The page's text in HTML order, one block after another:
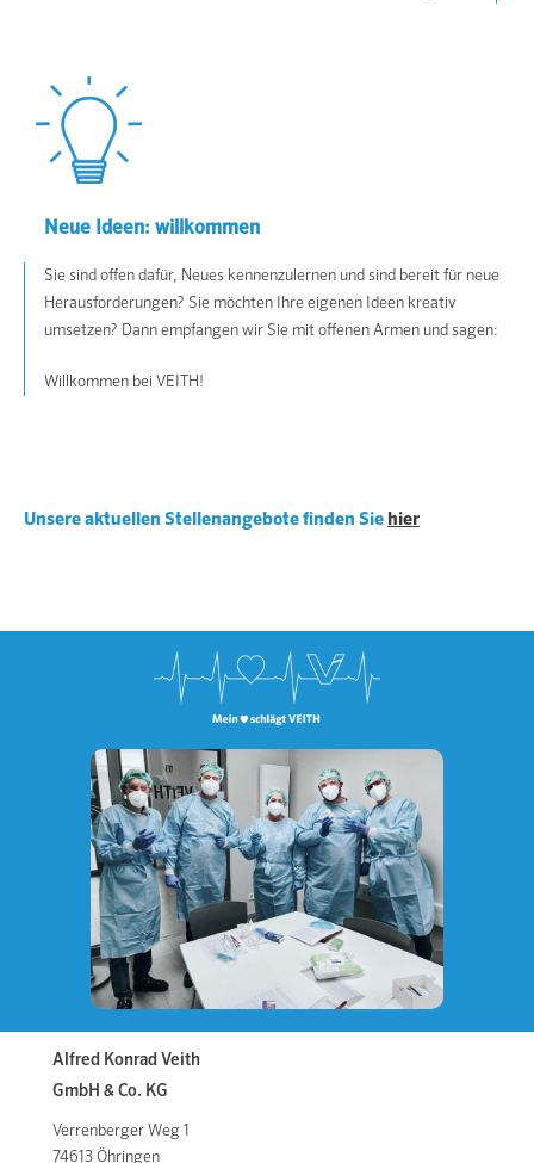
Neue Ideen: willkommen
Sie sind offen dafür, Neues kennenzulernen und sind bereit für neue
Herausforderungen? Sie möchten Ihre eigenen Ideen kreativ
umsetzen? Dann empfangen wir Sie mit offenen Armen und sagen:
Willkommen bei VEITH!
Unsere aktuellen Stellenangebote finden Sie hier
Alfred Konrad Veith
GmbH & Co. KG
Verrenberger Weg 1
74613 Öhringen